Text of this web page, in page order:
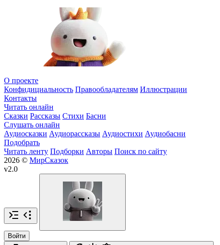
О проекте
Конфидициальность Правообладателям Иллюстрации
Контакты
Читать онлайн
Сказки Рассказы Стихи Басни
Слушать онлайн
Аудиосказки Аудиорассказы Аудиостихи Аудиобасни
Подобрать
Читать ленту Подборки Авторы Поиск по сайту
2026 © МирСказок
v2.0
Войти